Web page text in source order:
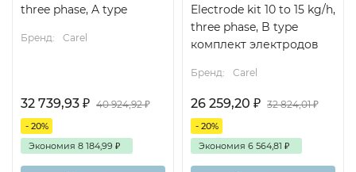
three phase, A type
Бренд: Carel
32 739,93 ₽ 40 924,92₽
- 20%
Экономия 8 184,99 ₽
Electrode kit 10 to 15 kg/h,
three phase, B type
комплект электродов
Бренд: Carel
26 259,20 ₽ 32 824,01₽
- 20%
Экономия 6 564,81 ₽